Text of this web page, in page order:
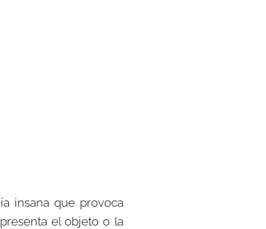
insana que provoca
el objeto o la